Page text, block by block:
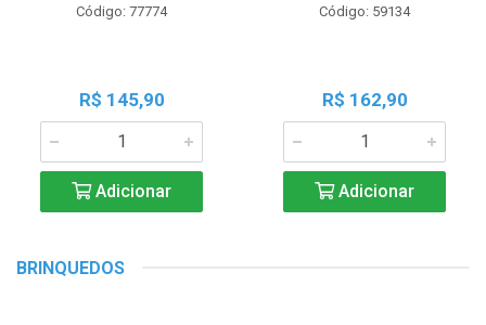
Código: 77774
R$ 145,90
Adicionar
Código: 59134
R$ 162,90
Adicionar
BRINQUEDOS